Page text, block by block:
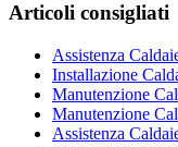
Articoli consigliati
Assistenza
Installazione
Manutenzione
Manutenzione
Assistenza